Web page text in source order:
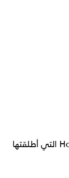
وهذه الحقيبة مستوحاة من حقيبة Hobo Bag التي أطلقتها